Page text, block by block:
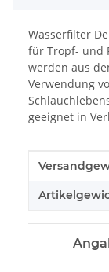
Wasserfilter
für Tropf- und
werden aus
Verwendung
geeignet in
Wert